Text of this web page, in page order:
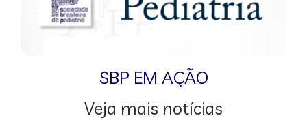
SBP EM AÇÃO
Veja mais notícias